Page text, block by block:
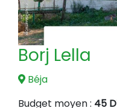
Borj Lella
Béja
Budget moyen : 45